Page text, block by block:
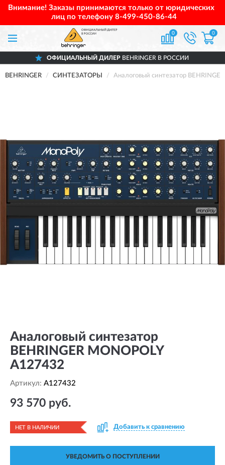
Внимание! Заказы принимаются только от юридических
лиц по телефону 8-499-450-86-44
0 0
ОФИЦИАЛЬНЫЙ ДИЛЕР BEHRINGER В РОССИИ
BEHRINGER СИНТЕЗАТОРЫ Аналоговый синтезатор
Аналоговый синтезатор
BEHRINGER MONOPOLY
A127432
Артикул: A127432
93 570 руб.
НЕТ В НАЛИЧИИ Добавить к сравнению
УВЕДОМИТЬ О ПОСТУПЛЕНИИ